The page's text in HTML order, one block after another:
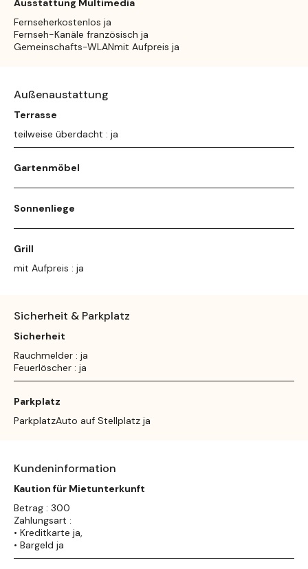
Fernseherkostenlos ja
Fernseh-Kanäle französisch ja
Gemeinschafts-WLANmit Aufpreis ja
Außenaustattung
Terrasse
teilweise überdacht : ja
Gartenmöbel
Sonnenliege
Grill
mit Aufpreis : ja
Sicherheit & Parkplatz
Sicherheit
Rauchmelder : ja
Feuerlöscher : ja
Parkplatz
ParkplatzAuto auf Stellplatz ja
Kundeninformation
Kaution für Mietunterkunft
Betrag : 300
Zahlungsart :
• Kreditkarte ja,
• Bargeld ja